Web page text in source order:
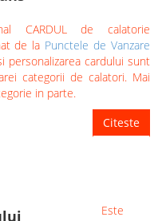
CARDUL de calatorie
de la Punctele de Vanzare
personalizarea cardului sunt
categorii de calatori. Mai
in parte.
Citeste
Este